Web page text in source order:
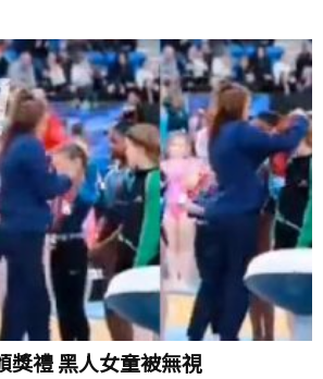
獎禮 黑人女童被無視